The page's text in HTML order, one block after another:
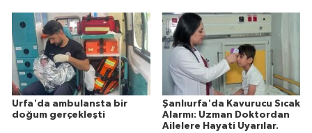
Urfa'da ambulansta bir
doğum gerçekleşti
Şanlıurfa'da Kavurucu Sıcak
Alarmı: Uzman Doktordan
Ailelere Hayati Uyarılar.